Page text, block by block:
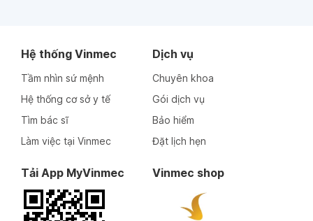
Hệ thống Vinmec
Tầm nhìn sứ mệnh
Hệ thống cơ sở y tế
Tìm bác sĩ
Làm việc tại Vinmec
Dịch vụ
Chuyên khoa
Gói dịch vụ
Bảo hiểm
Đặt lịch hẹn
Tải App MyVinmec Vinmec shop